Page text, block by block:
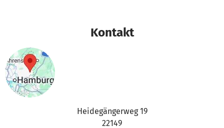
Kontakt
Heidegängerweg 19
22149